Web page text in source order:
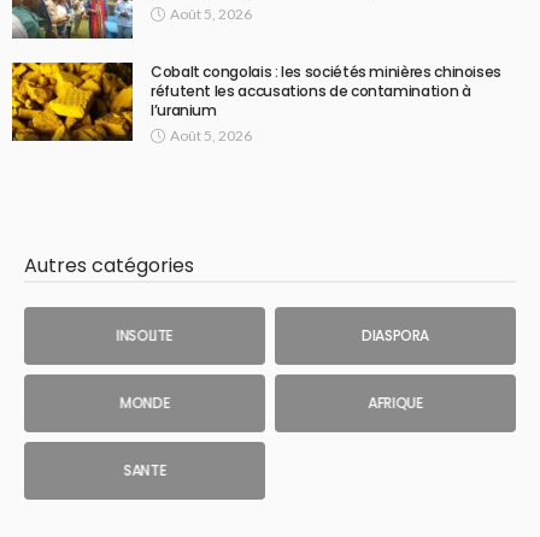
Août 5, 2026
Cobalt congolais : les sociétés minières chinoises
réfutent les accusations de contamination à
l’uranium
Août 5, 2026
Autres catégories
INSOLITE DIASPORA
MONDE AFRIQUE
SANTE